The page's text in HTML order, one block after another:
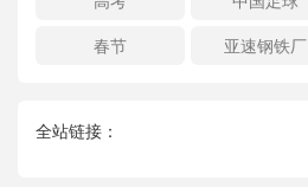
春节
亚速钢铁厂
全站链接：